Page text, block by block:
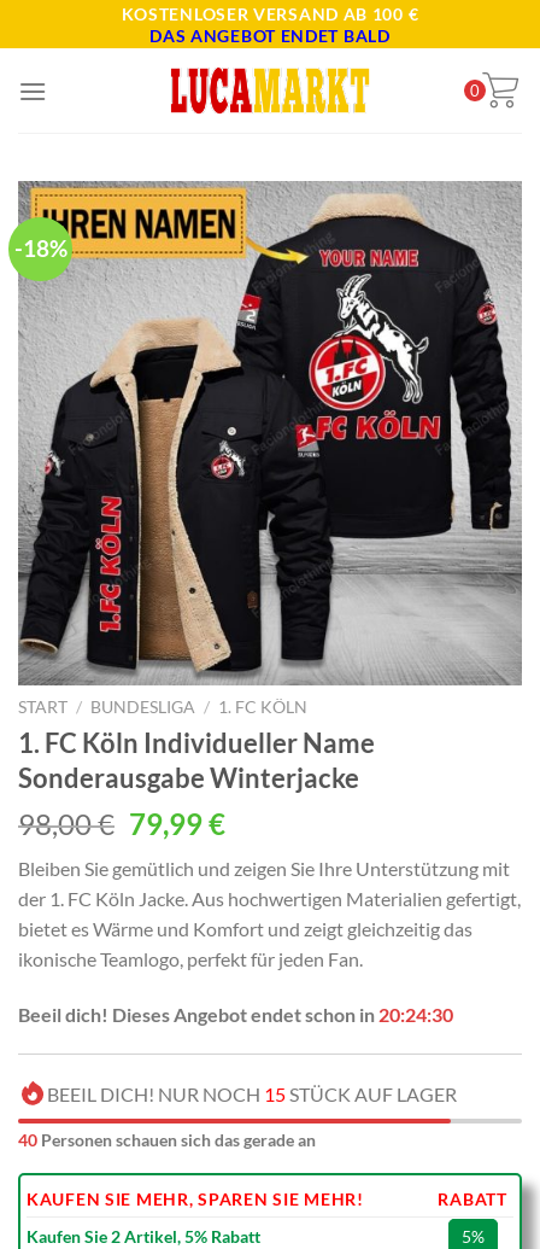
to
KOSTENLOSER VERSAND AB 100 €
DAS ANGEBOT ENDET BALD
0
-18%
START / BUNDESLIGA / 1. FC KÖLN
1. FC Köln Individueller Name
Sonderausgabe Winterjacke
98,00€ Ursprünglicher
Preis
war:
98,00 €
79,99€Aktueller
ist:
79,99 €.
Bleiben Sie gemütlich und zeigen Sie Ihre Unterstützung mit
der 1. FC Köln Jacke. Aus hochwertigen Materialien gefertigt,
bietet es Wärme und Komfort und zeigt gleichzeitig das
ikonische Teamlogo, perfekt für jeden Fan.
Beeil dich! Dieses Angebot endet schon in 20:24:28
BEEIL DICH! NUR NOCH 15STÜCK AUF LAGER
40 Personen schauen sich das gerade an
KAUFEN SIE MEHR, SPAREN SIE MEHR!
RABATT
Kaufen Sie 2 Artikel, 5% Rabatt
5%